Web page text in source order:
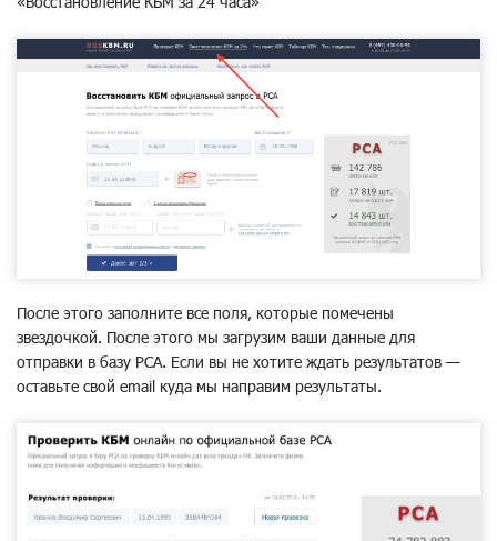
После этого заполните все поля, которые помечены
звездочкой. После этого мы загрузим ваши данные для
отправки в базу РСА. Если вы не хотите ждать результатов —
оставьте свой email куда мы направим результаты.